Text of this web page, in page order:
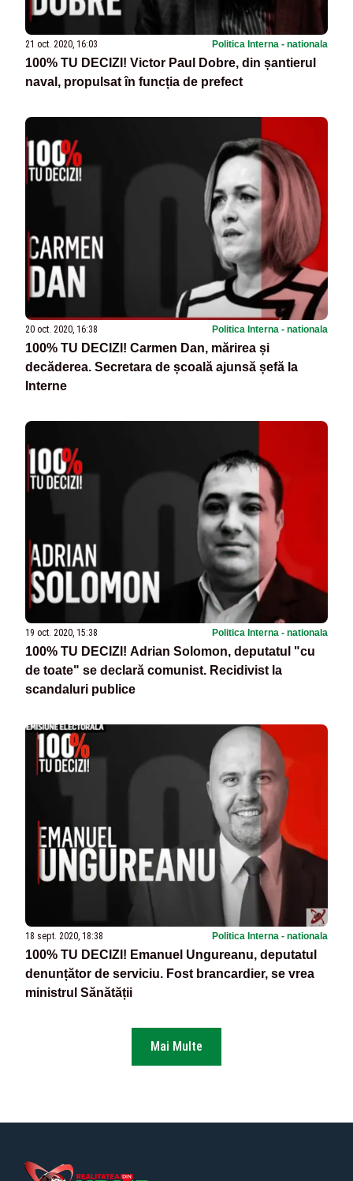
21 oct. 2020, 16:03 Politica Interna - nationala
100% TU DECIZI! Victor Paul Dobre, din șantierul
naval, propulsat în funcția de prefect
20 oct. 2020, 16:38 Politica Interna - nationala
100% TU DECIZI! Carmen Dan, mărirea și
decăderea. Secretara de școală ajunsă șefă la
Interne
19 oct. 2020, 15:38 Politica Interna - nationala
100% TU DECIZI! Adrian Solomon, deputatul "cu
de toate" se declară comunist. Recidivist la
scandaluri publice
18 sept. 2020, 18:38 Politica Interna - nationala
100% TU DECIZI! Emanuel Ungureanu, deputatul
denunțător de serviciu. Fost brancardier, se vrea
ministrul Sănătății
Mai Multe